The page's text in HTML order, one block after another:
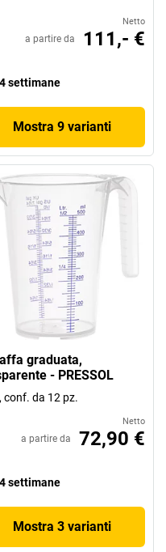
Netto
a partire da 111,- €
4 settimane
Mostra 9 varianti
graduata,
- PRESSOL
conf. da 12 pz.
Netto
a partire da 72,90 €
4 settimane
Mostra 3 varianti